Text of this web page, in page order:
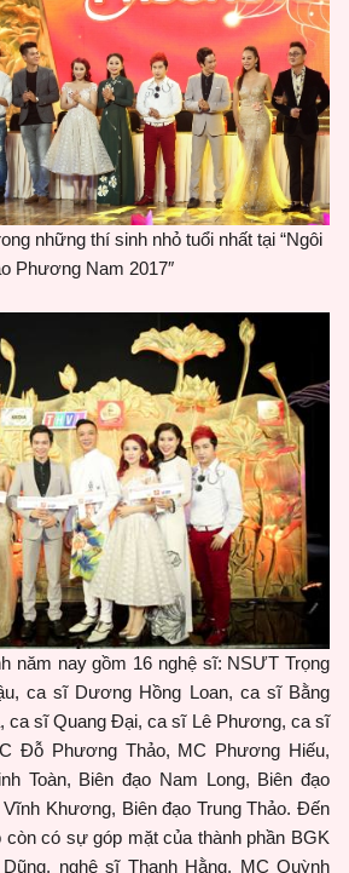
những thí sinh nhỏ tuổi nhất tại “Ngôi
Phương Nam 2017″
năm nay gồm 16 nghệ sĩ: NSƯT Trọng
ca sĩ Dương Hồng Loan, ca sĩ Bằng
ca sĩ Quang Đại, ca sĩ Lê Phương, ca sĩ
Đỗ Phương Thảo, MC Phương Hiếu,
Toàn, Biên đạo Nam Long, Biên đạo
Khương, Biên đạo Trung Thảo. Đến
còn có sự góp mặt của thành phần BGK
nghệ sĩ Thanh Hằng, MC Quỳnh